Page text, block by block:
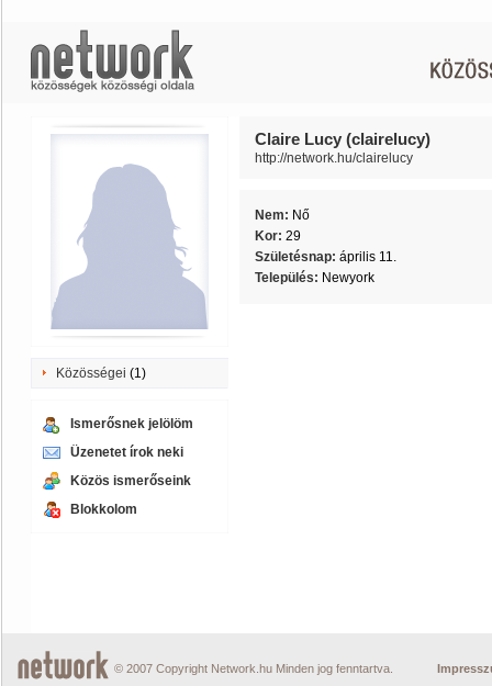
Közösségei (1)
Ismerősnek jelölöm
Üzenetet írok neki
Közös ismerőseink
Blokkolom
Claire Lucy (clairelucy)
http://network.hu/clairelucy
Nem: Nő
Kor: 29
Születésnap: április 11.
Település: Newyork
© 2007 Copyright Network.hu Minden jog fenntartva.